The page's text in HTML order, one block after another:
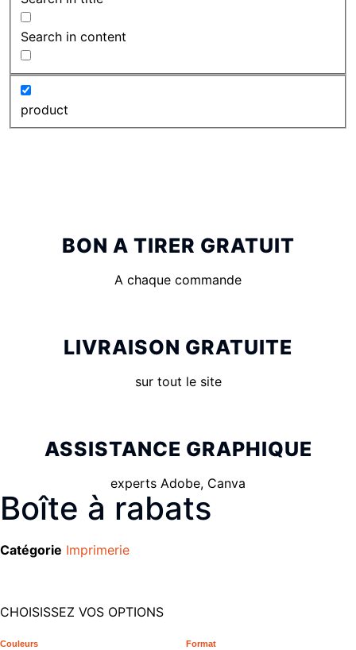
Search in content
product
BON A TIRER GRATUIT
A chaque commande
LIVRAISON GRATUITE
sur tout le site
ASSISTANCE GRAPHIQUE
experts Adobe, Canva
Boîte à rabats
Catégorie Imprimerie
CHOISISSEZ VOS OPTIONS
Couleurs Format